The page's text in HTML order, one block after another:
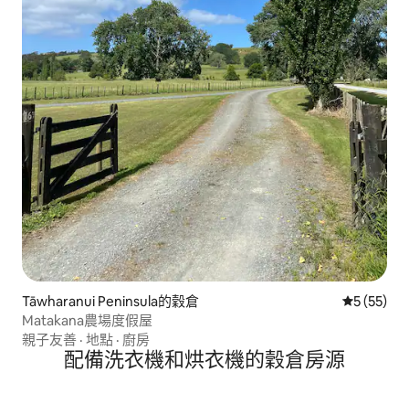
Tāwharanui Peninsula的穀倉 從 55 則評
5 (55)
Matakana農場度假屋
親子友善 · 地點 · 廚房
配備洗衣機和烘衣機的穀倉房源